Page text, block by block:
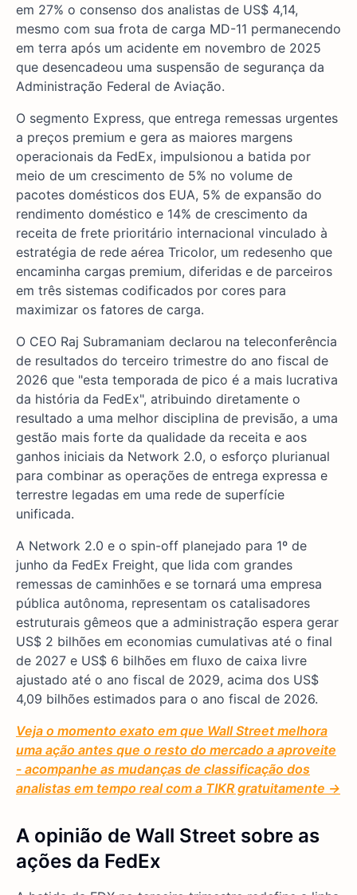
em 27% o consenso dos analistas de US$ 4,14,
mesmo com sua frota de carga MD-11 permanecendo
em terra após um acidente em novembro de 2025
que desencadeou uma suspensão de segurança da
Administração Federal de Aviação.
O segmento Express, que entrega remessas urgentes
a preços premium e gera as maiores margens
operacionais da FedEx, impulsionou a batida por
meio de um crescimento de 5% no volume de
pacotes domésticos dos EUA, 5% de expansão do
rendimento doméstico e 14% de crescimento da
receita de frete prioritário internacional vinculado à
estratégia de rede aérea Tricolor, um redesenho que
encaminha cargas premium, diferidas e de parceiros
em três sistemas codificados por cores para
maximizar os fatores de carga.
O CEO Raj Subramaniam declarou na teleconferência
de resultados do terceiro trimestre do ano fiscal de
2026 que "esta temporada de pico é a mais lucrativa
da história da FedEx", atribuindo diretamente o
resultado a uma melhor disciplina de previsão, a uma
gestão mais forte da qualidade da receita e aos
ganhos iniciais da Network 2.0, o esforço plurianual
para combinar as operações de entrega expressa e
terrestre legadas em uma rede de superfície
unificada.
A Network 2.0 e o spin-off planejado para 1º de
junho da FedEx Freight, que lida com grandes
remessas de caminhões e se tornará uma empresa
pública autônoma, representam os catalisadores
estruturais gêmeos que a administração espera gerar
US$ 2 bilhões em economias cumulativas até o final
de 2027 e US$ 6 bilhões em fluxo de caixa livre
ajustado até o ano fiscal de 2029, acima dos US$
4,09 bilhões estimados para o ano fiscal de 2026.
Veja o momento exato em que Wall Street melhora
uma ação antes que o resto do mercado a aproveite
- acompanhe as mudanças de classificação dos
analistas em tempo real com a TIKR gratuitamente →
A opinião de Wall Street sobre as
ações da FedEx